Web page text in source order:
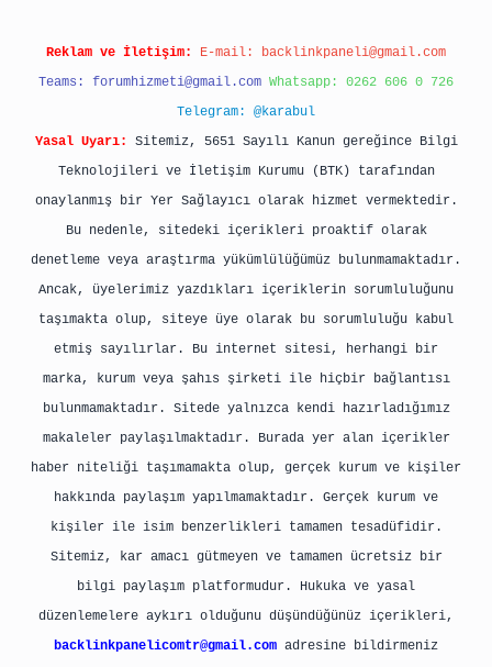
Reklam ve İletişim: E-mail: backlinkpaneli@gmail.com
Teams: forumhizmeti@gmail.com Whatsapp: 0262 606 0 726
Telegram: @karabul
Yasal Uyarı:
Sitemiz, 5651 Sayılı Kanun gereğince Bilgi
Teknolojileri ve İletişim Kurumu (BTK) tarafından
onaylanmış bir Yer Sağlayıcı olarak hizmet vermektedir.
Bu nedenle, sitedeki içerikleri proaktif olarak
denetleme veya araştırma yükümlülüğümüz bulunmamaktadır.
Ancak, üyelerimiz yazdıkları içeriklerin sorumluluğunu
taşımakta olup, siteye üye olarak bu sorumluluğu kabul
etmiş sayılırlar. Bu internet sitesi, herhangi bir
marka, kurum veya şahıs şirketi ile hiçbir bağlantısı
bulunmamaktadır. Sitede yalnızca kendi hazırladığımız
makaleler paylaşılmaktadır. Burada yer alan içerikler
haber niteliği taşımamakta olup, gerçek kurum ve kişiler
hakkında paylaşım yapılmamaktadır. Gerçek kurum ve
kişiler ile isim benzerlikleri tamamen tesadüfidir.
Sitemiz, kar amacı gütmeyen ve tamamen ücretsiz bir
bilgi paylaşım platformudur. Hukuka ve yasal
düzenlemelere aykırı olduğunu düşündüğünüz içerikleri,
backlinkpanelicomtr@gmail.com adresine bildirmeniz